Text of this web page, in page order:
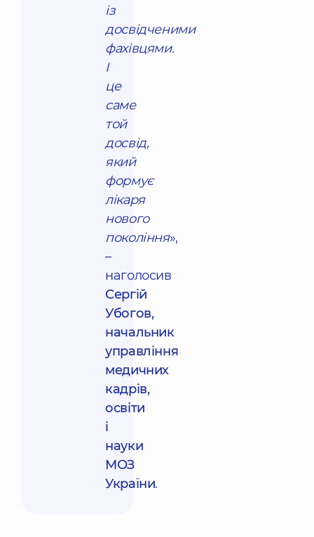
із
досвідченими
фахівцями.
І
це
саме
той
досвід,
який
формує
лікаря
нового
покоління»,
–
наголосив
Сергій
Убогов,
начальник
управління
медичних
кадрів,
освіти
і
науки
МОЗ
України.